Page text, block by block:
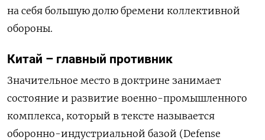
на себя большую долю бремени коллективной
обороны.
Китай – главный противник
Значительное место в доктрине занимает
состояние и развитие военно-промышленного
комплекса, который в тексте называется
оборонно-индустриальной базой (Defense